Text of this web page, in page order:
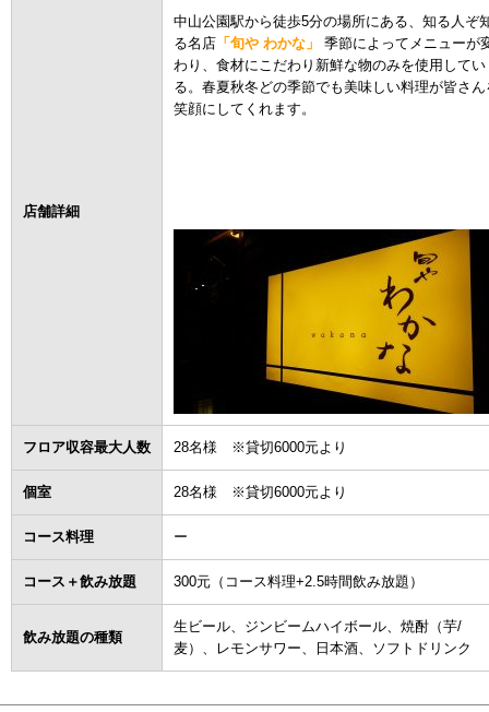
店舗詳細
中山公園駅から徒歩5分の場所にある、知る人ぞ
る名店 「旬や わかな」
季節によってメニューが
わり、食材にこだわり新鮮な物のみを使用してい
る。春夏秋冬どの季節でも美味しい料理が皆さん
笑顔にしてくれます。
フロア収容最大人数 28名様 ※貸切6000元より
個室 28名様 ※貸切6000元より
コース料理 ー
コース＋飲み放題 300元（コース料理+2.5時間飲み放題）
飲み放題の種類
生ビール、ジンビームハイボール、焼酎（芋/
麦）、レモンサワー、日本酒、ソフトドリンク